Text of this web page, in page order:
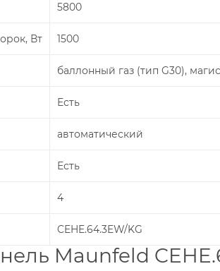
5800
Вт 1500
баллонный газ (тип G30),
Есть
автоматический
Есть
4
CEHE.64.3EW/KG
Maunfeld